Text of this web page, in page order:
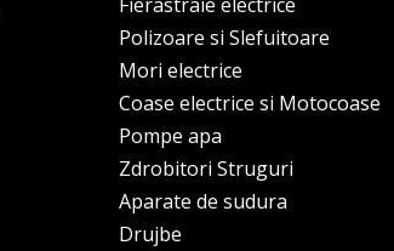
Polizoare si Slefuitoare
Mori electrice
Coase electrice si Motocoase
Pompe apa
Zdrobitori Struguri
Aparate de sudura
Drujbe